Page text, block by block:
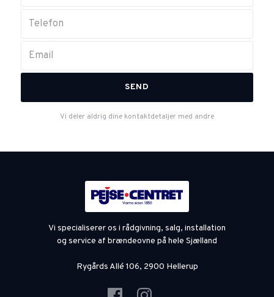
Vi deler aldrig dine kontaktdetaljer med andre
Vi specialiserer os i rådgivning, salg, installation
og service af brændeovne på hele Sjælland
Rygårds Allé 106, 2900 Hellerup